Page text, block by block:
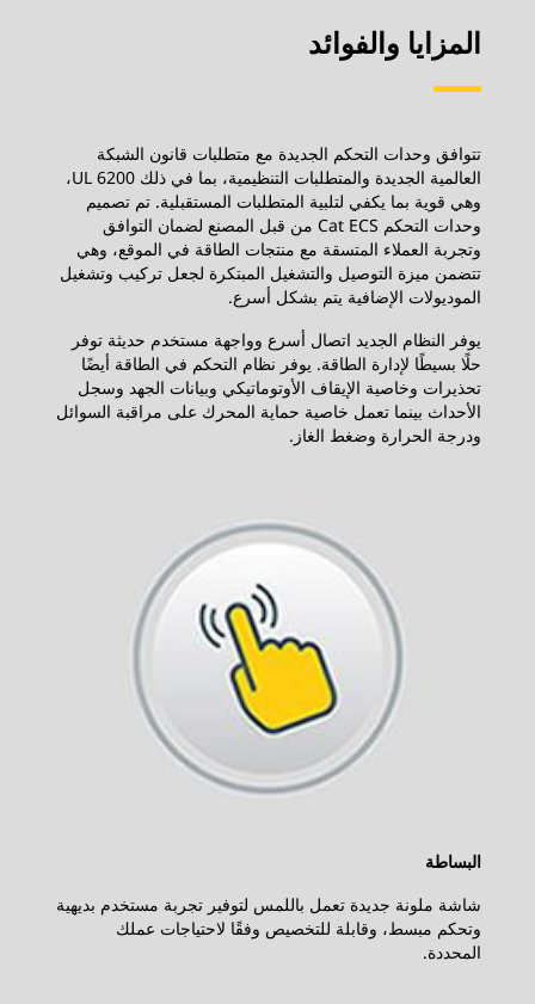
المزايا والفوائد
تتوافق وحدات التحكم الجديدة مع متطلبات قانون الشبكة
العالمية الجديدة والمتطلبات التنظيمية، بما في ذلك UL 6200،
وهي قوية بما يكفي لتلبية المتطلبات المستقبلية. تم تصميم
وحدات التحكم Cat ECS من قبل المصنع لضمان التوافق
وتجربة العملاء المتسقة مع منتجات الطاقة في الموقع، وهي
تتضمن ميزة التوصيل والتشغيل المبتكرة لجعل تركيب وتشغيل
الموديولات الإضافية يتم بشكل أسرع.
يوفر النظام الجديد اتصال أسرع وواجهة مستخدم حديثة توفر
حلًا بسيطًا لإدارة الطاقة. يوفر نظام التحكم في الطاقة أيضًا
تحذيرات وخاصية الإيقاف الأوتوماتيكي وبيانات الجهد وسجل
الأحداث بينما تعمل خاصية حماية المحرك على مراقبة السوائل
ودرجة الحرارة وضغط الغاز.
البساطة
شاشة ملونة جديدة تعمل باللمس لتوفير تجربة مستخدم بديهية
وتحكم مبسط، وقابلة للتخصيص وفقًا لاحتياجات عملك
المحددة.